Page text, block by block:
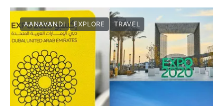
AANAVANDI EXPLORE TRAVEL